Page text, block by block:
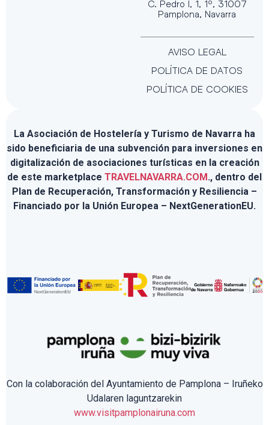
C. Pedro I, 1, 1º, 31007
Pamplona, Navarra
AVISO LEGAL
POLÍTICA DE DATOS
POLÍTICA DE COOKIES
La Asociación de Hostelería y Turismo de Navarra ha
sido beneficiaria de una subvención para inversiones en
digitalización de asociaciones turísticas en la creación
de este marketplace TRAVELNAVARRA.COM., dentro del
Plan de Recuperación, Transformación y Resiliencia –
Financiado por la Unión Europea – NextGenerationEU.
Con la colaboración del Ayuntamiento de Pamplona – Iruñeko
Udalaren laguntzarekin
www.visitpamplonairuna.com